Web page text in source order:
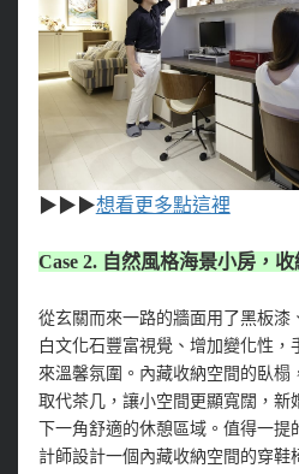
▶▶▶想看更多點這裡
Case 2. 自然風格海景小房，
從玄關而來一路的牆面用了黑板漆
白文化石豐富視覺、增加變化性，
來溫馨氛圍。內藏收納空間的臥榻
取代茶几，讓小空間更顯寬闊，新
下一角舒適的休憩區域。值得一
計師設計一個內藏收納空間的穿鞋